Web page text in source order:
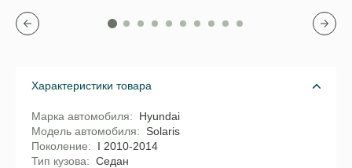
Характеристики товара
Марка автомобиля
Hyundai
Модель автомобиля
Solaris
Поколение
I 2010-2014
Тип кузова
Седан